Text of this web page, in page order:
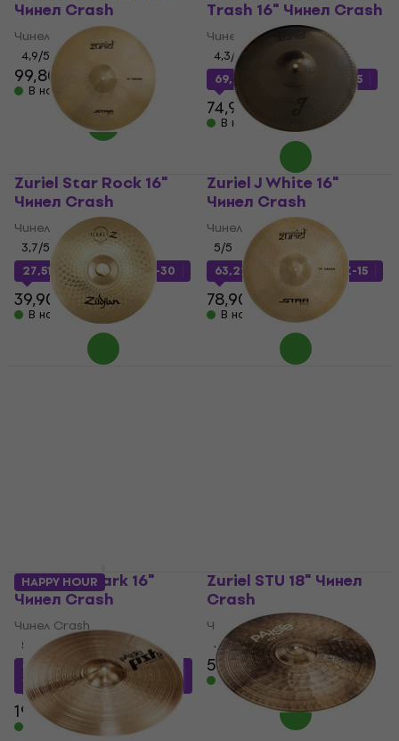
Чинел Crash
Чинел Crash
4,9/5
99,80 €
В наличност
Trash 16" Чинел Crash
Чинел Crash
4,3/5
69,26 €
MUZMUZ-5
74,90 €
В наличност
Zuriel Star Rock 16"
Чинел Crash
Чинел Crash
3,7/5
27,51 €с кодMUZMUZ-30
39,90 €
В наличност
Zuriel J White 16"
Чинел Crash
Чинел Crash
5/5
63,22 €
с кодMUZMUZ-15
78,90 €
В наличност
Zildjian S Dark 16"
Чинел Crash
Чинел Crash
5
/5
165,72 €
с кодMUZMUZ-
10
190 €
В наличност
Zuriel STU 18" Чинел
Crash
Чинел Crash
4,3/5
50,10 €
В наличност
HAPPY HOUR